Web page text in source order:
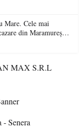
Mare. Cele mai
din Maramureș,